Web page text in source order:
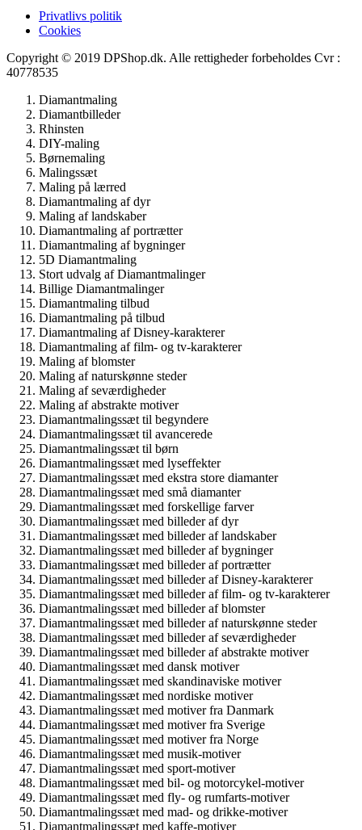
Privatlivs politik
Cookies
Copyright © 2019 DPShop.dk. Alle rettigheder forbeholdes Cvr :
40778535
Diamantmaling
Diamantbilleder
Rhinsten
DIY-maling
Børnemaling
Malingssæt
Maling på lærred
Diamantmaling af dyr
Maling af landskaber
Diamantmaling af portrætter
Diamantmaling af bygninger
5D Diamantmaling
Stort udvalg af Diamantmalinger
Billige Diamantmalinger
Diamantmaling tilbud
Diamantmaling på tilbud
Diamantmaling af Disney-karakterer
Diamantmaling af film- og tv-karakterer
Maling af blomster
Maling af naturskønne steder
Maling af seværdigheder
Maling af abstrakte motiver
Diamantmalingssæt til begyndere
Diamantmalingssæt til avancerede
Diamantmalingssæt til børn
Diamantmalingssæt med lyseffekter
Diamantmalingssæt med ekstra store diamanter
Diamantmalingssæt med små diamanter
Diamantmalingssæt med forskellige farver
Diamantmalingssæt med billeder af dyr
Diamantmalingssæt med billeder af landskaber
Diamantmalingssæt med billeder af bygninger
Diamantmalingssæt med billeder af portrætter
Diamantmalingssæt med billeder af Disney-karakterer
Diamantmalingssæt med billeder af film- og tv-karakterer
Diamantmalingssæt med billeder af blomster
Diamantmalingssæt med billeder af naturskønne steder
Diamantmalingssæt med billeder af seværdigheder
Diamantmalingssæt med billeder af abstrakte motiver
Diamantmalingssæt med dansk motiver
Diamantmalingssæt med skandinaviske motiver
Diamantmalingssæt med nordiske motiver
Diamantmalingssæt med motiver fra Danmark
Diamantmalingssæt med motiver fra Sverige
Diamantmalingssæt med motiver fra Norge
Diamantmalingssæt med musik-motiver
Diamantmalingssæt med sport-motiver
Diamantmalingssæt med bil- og motorcykel-motiver
Diamantmalingssæt med fly- og rumfarts-motiver
Diamantmalingssæt med mad- og drikke-motiver
Diamantmalingssæt med kaffe-motiver